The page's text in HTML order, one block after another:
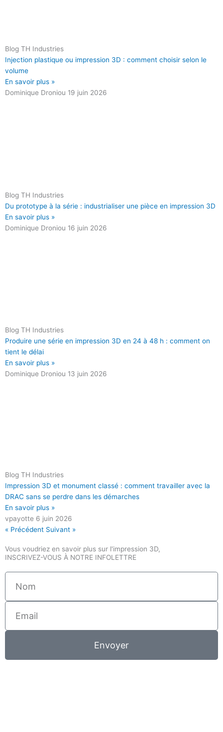
Blog TH Industries
Injection plastique ou impression 3D : comment choisir selon le
volume
En savoir plus »
Dominique Droniou 19 juin 2026
Blog TH Industries
Du prototype à la série : industrialiser une pièce en impression 3D
En savoir plus »
Dominique Droniou 16 juin 2026
Blog TH Industries
Produire une série en impression 3D en 24 à 48 h : comment on
tient le délai
En savoir plus »
Dominique Droniou 13 juin 2026
Blog TH Industries
Impression 3D et monument classé : comment travailler avec la
DRAC sans se perdre dans les démarches
En savoir plus »
vpayotte 6 juin 2026
« Précédent Suivant »
Vous voudriez en savoir plus sur l'impression 3D,
INSCRIVEZ-VOUS À NOTRE INFOLETTRE
Envoyer